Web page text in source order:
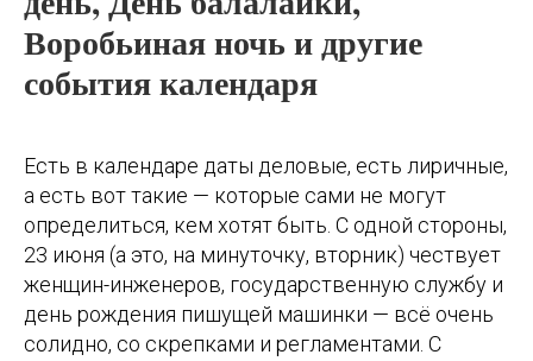
Воробьиная ночь и другие
события календаря
Есть в календаре даты деловые, есть лиричные,
а есть вот такие — которые сами не могут
определиться, кем хотят быть. С одной стороны,
23 июня (а это, на минуточку, вторник) чествует
женщин-инженеров, государственную службу и
день рождения пишущей машинки — всё очень
солидно, со скрепками и регламентами. С